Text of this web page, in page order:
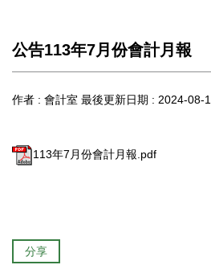
公告113年7月份會計月報
作者 : 會計室 最後更新日期 : 2024-08-
113年7月份會計月報.pdf
分享